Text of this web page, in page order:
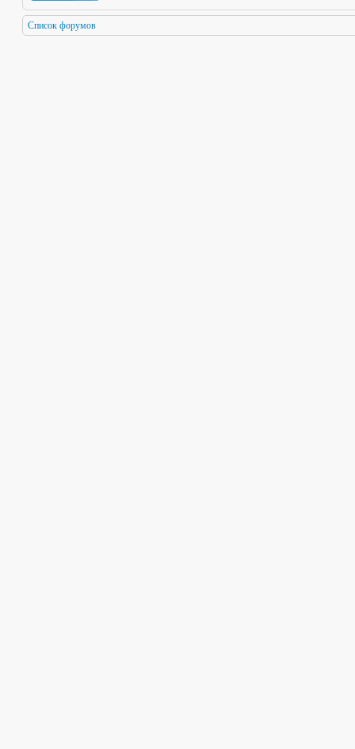
Список форумов